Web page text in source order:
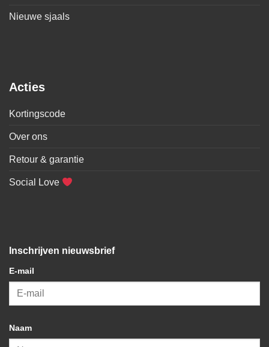
Nieuwe sjaals
Acties
Kortingscode
Over ons
Retour & garantie
Social Love
Inschrijven nieuwsbrief
E-mail
Naam